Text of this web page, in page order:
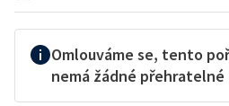
Omlouváme se, tento
nemá žádné přehratelné